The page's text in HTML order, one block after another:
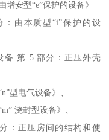
安型“e”保护的设备》
：由本质型“i”保护的设
备 第 5 部分：正压外壳
型电气设备》、
浇封型设备》、
：正压房间的结构和使